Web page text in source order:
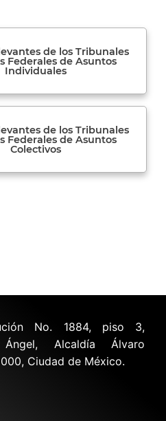
de los Tribunales
Federales de Asuntos
Individuales
de los Tribunales
Federales de Asuntos
Colectivos